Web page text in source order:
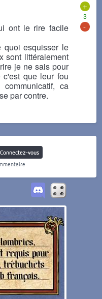
+
3
-
ont le rire facile
esquisser le
sont littéralement
je ne sais pour
que leur fou
ca
par contre.
Connectez-vous